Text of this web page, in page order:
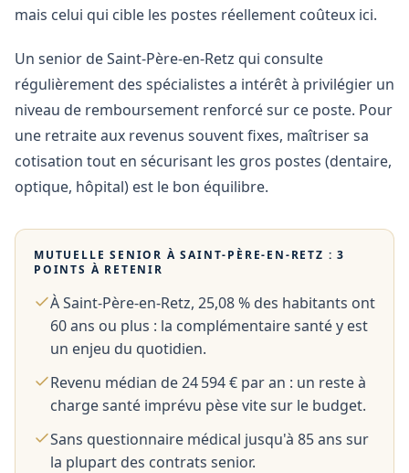
mais celui qui cible les postes réellement coûteux ici.
Un senior de Saint-Père-en-Retz qui consulte
régulièrement des spécialistes a intérêt à privilégier un
niveau de remboursement renforcé sur ce poste. Pour
une retraite aux revenus souvent fixes, maîtriser sa
cotisation tout en sécurisant les gros postes (dentaire,
optique, hôpital) est le bon équilibre.
MUTUELLE SENIOR ÀSAINT-PÈRE-EN-RETZ : 3
POINTS À RETENIR
À Saint-Père-en-Retz, 25,08 % des habitants ont
60 ans ou plus : la complémentaire santé y est
un enjeu du quotidien.
Revenu médian de 24 594 € par an : un reste à
charge santé imprévu pèse vite sur le budget.
Sans questionnaire médical jusqu'à 85 ans sur
la plupart des contrats senior.